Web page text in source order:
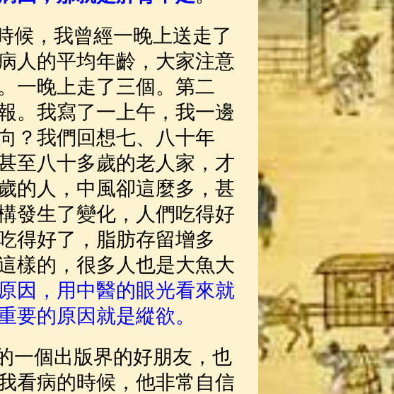
，我曾經一晚上送走了
人的平均年齡，大家注意
一晚上走了三個。第二
。我寫了一上午，我一邊
？我們回想七、八十年
至八十多歲的老人家，才
的人，中風卻這麼多，甚
發生了變化，人們吃得好
得好了，脂肪存留增多
樣的，很多人也是大魚大
因，用中醫的眼光看來就
要的原因就是縱欲。
個出版界的好朋友，也
看病的時候，他非常自信